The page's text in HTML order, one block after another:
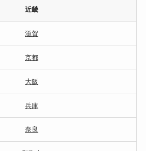
近畿
滋賀
京都
大阪
兵庫
奈良